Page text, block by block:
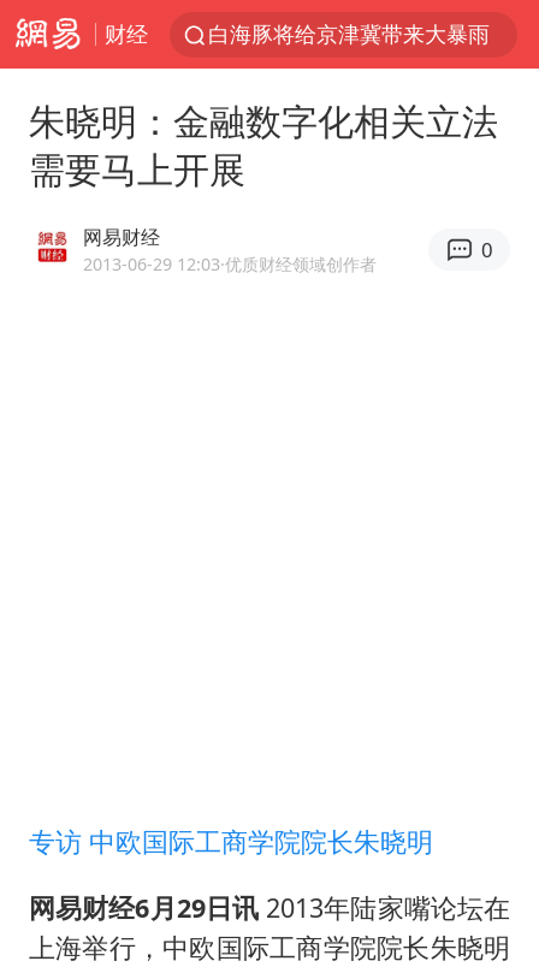
财经
白海豚将给京津冀带来大暴雨
《披荆斩棘2026》阵容官宣
上海有出现龙卷潜势
香港高温刷新历史纪录
朱晓明：金融数字化相关立法
需要马上开展
网易财经
2013-06-29 12:03·优质财经领域创作者
0
专访 中欧国际工商学院院长朱晓明
网易财经6月29日讯 2013年陆家嘴论坛在
上海举行，中欧国际工商学院院长朱晓明